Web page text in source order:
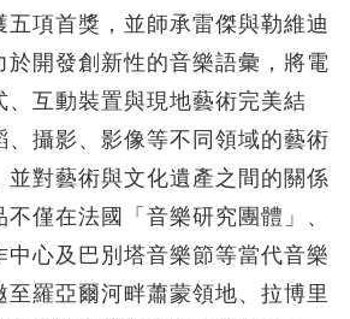
五項首獎，並師承雷傑與勒維迪
於開發創新性的音樂語彙，將電
、互動裝置與現地藝術完美結
、攝影、影像等不同領域的藝術
並對藝術與文化遺產之間的關係
僅在法國「音樂研究團體」、
中心及巴別塔音樂節等當代音樂
至羅亞爾河畔蕭蒙領地、拉博里